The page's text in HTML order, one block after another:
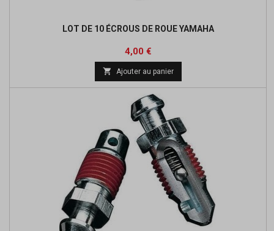
LOT DE 10 ÉCROUS DE ROUE YAMAHA
Prix
4,00 €
 Ajouter au panier